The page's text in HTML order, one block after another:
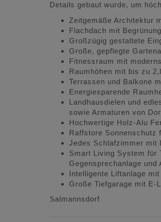
Details gebaut wurde, um
Zeitgemäße Architektur
Flachdach mit
Großzügig gestaltete
Große, gepflegte
Fitnessraum mit
Raumhöhen mit bis zu
Terrassen und Balkone
Energiesparende
Landhausdielen und
sowie Armaturen von
Hochwertige Holz-Alu
Raffstore Sonnenschutz
Jedes Schlafzimmer mit
Smart Living System für
Gegensprechanlage und
Intelligente Liftanlage
Große Tiefgarage mit E-
Salmannsdorf